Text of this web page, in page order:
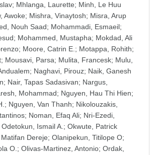
; Mhlanga, Laurette; Minh, Le Huu
Awoke; Mishra, Vinaytosh; Misra, Arup
Nouh Saad; Mohammadi, Esmaeil;
; Mohammed, Mustapha; Mokdad, Ali
; Moore, Catrin E. ; Motappa, Rohith;
; Mousavi, Parsa; Mulita, Francesk; Mulu,
; Naghavi, Pirouz; Naik, Ganesh
; Nair, Tapas Sadasivan; Nargus,
Mohammad; Nguyen, Hau Thi Hien;
; Nguyen, Van Thanh; Nikolouzakis,
; Noman, Efaq Ali; Nri-Ezedi,
Odetokun, Ismail A. ; Okwute, Patrick
Dereje; Olanipekun, Titilope O;
O. ; Olivas-Martinez, Antonio; Ordak,